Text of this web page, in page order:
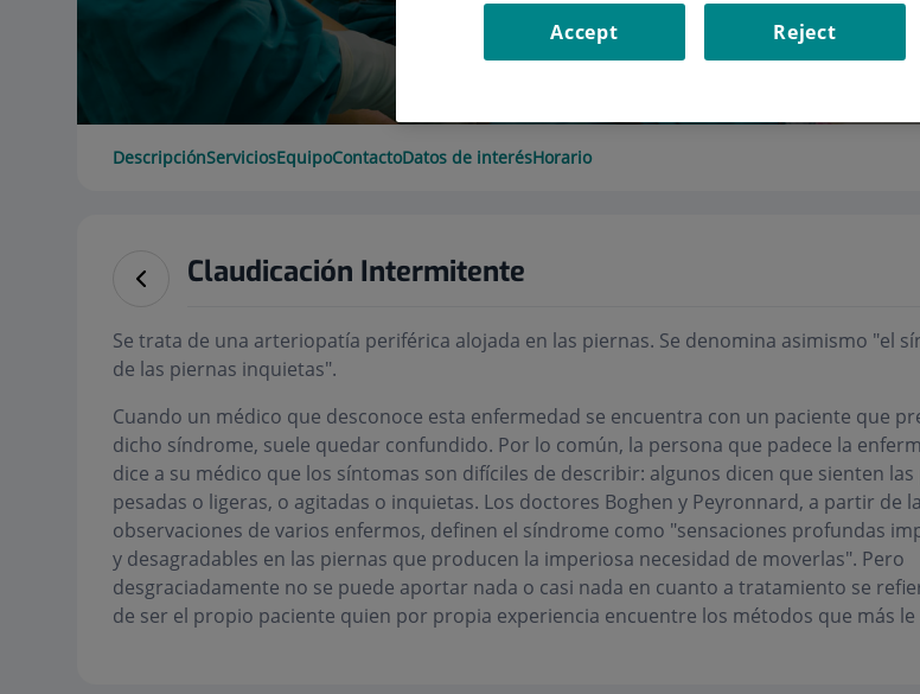
DescripciónServiciosEquipoContactoDatos de interésHorario
Claudicación Intermitente
Se trata de una arteriopatía periférica alojada en las piernas. Se denomina asimismo "el
de las piernas inquietas".
Cuando un médico que desconoce esta enfermedad se encuentra con un paciente que
dicho síndrome, suele quedar confundido. Por lo común, la persona que padece la
dice a su médico que los síntomas son difíciles de describir: algunos dicen que sienten las
pesadas o ligeras, o agitadas o inquietas. Los doctores Boghen y Peyronnard, a partir de
observaciones de varios enfermos, definen el síndrome como "sensaciones profundas
y desagradables en las piernas que producen la imperiosa necesidad de moverlas". Pero
desgraciadamente no se puede aportar nada o casi nada en cuanto a tratamiento se
de ser el propio paciente quien por propia experiencia encuentre los métodos que más le
Reject
Accept